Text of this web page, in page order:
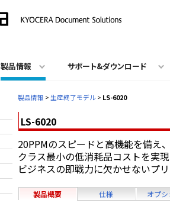
製品情報 サポート&ダウンロード
製品情報 > 生産終了モデル > LS-6020
LS-6020
20PPMのスピードと高機能を備え
クラス最小の低消耗品コストを実
ビジネスの即戦力に欠かせないプ
製品概要 仕様 オプ